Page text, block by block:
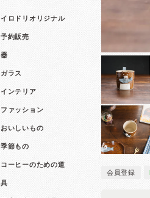
イロドリオリジナル
予約販売
器
ガラス
インテリア
ファッション
おいしいもの
季節もの
コーヒーのための道
具
会員登録